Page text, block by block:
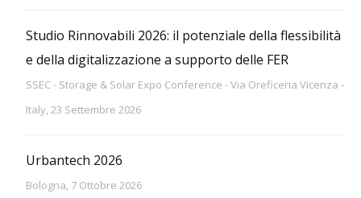
Studio Rinnovabili 2026: il potenziale della flessibilità
e della digitalizzazione a supporto delle FER
SSEC - Storage & Solar Expo Conference - Via Oreficeria Vicenza -
Italy, 23 Settembre 2026
Urbantech 2026
Bologna, 7 Ottobre 2026